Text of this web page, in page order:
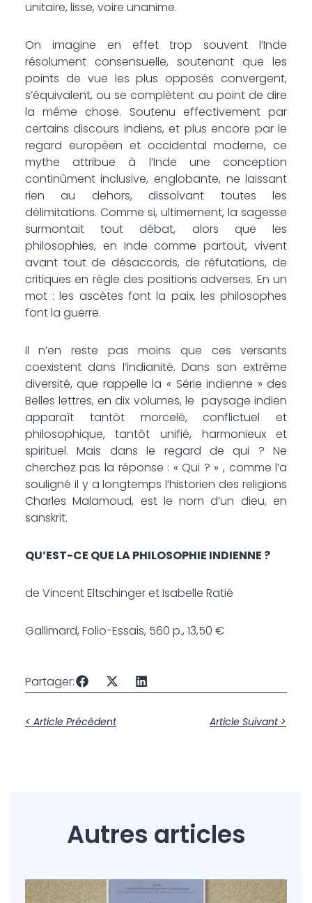
unitaire, lisse, voire unanime.
On imagine en effet trop souvent l’Inde
résolument consensuelle, soutenant que les
points de vue les plus opposés convergent,
s’équivalent, ou se complètent au point de dire
la même chose. Soutenu effectivement par
certains discours indiens, et plus encore par le
regard européen et occidental moderne, ce
mythe attribue à l’Inde une conception
continûment inclusive, englobante, ne laissant
rien au dehors, dissolvant toutes les
délimitations. Comme si, ultimement, la sagesse
surmontait tout débat, alors que les
philosophies, en Inde comme partout, vivent
avant tout de désaccords, de réfutations, de
critiques en règle des positions adverses. En un
mot : les ascètes font la paix, les philosophes
font la guerre.
Il n’en reste pas moins que ces versants
coexistent dans l’indianité. Dans son extrême
diversité, que rappelle la « Série indienne » des
Belles lettres, en dix volumes, le paysage indien
apparaît tantôt morcelé, conflictuel et
philosophique, tantôt unifié, harmonieux et
spirituel. Mais dans le regard de qui ? Ne
cherchez pas la réponse : « Qui ? » , comme l’a
souligné il y a longtemps l’historien des religions
Charles Malamoud, est le nom d’un dieu, en
sanskrit.
QU’EST-CE QUE LA PHILOSOPHIE INDIENNE ?
de Vincent Eltschinger et Isabelle Ratié
Gallimard, Folio-Essais, 560 p., 13,50 €
Partager:
< Article Précédent Article Suivant >
Autres articles